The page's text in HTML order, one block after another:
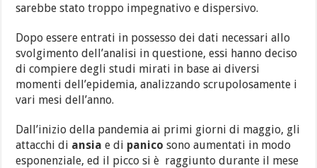
sarebbe stato troppo impegnativo e dispersivo.
Dopo essere entrati in possesso dei dati necessari allo
svolgimento dell’analisi in questione, essi hanno deciso
di compiere degli studi mirati in base ai diversi
momenti dell’epidemia, analizzando scrupolosamente i
vari mesi dell’anno.
Dall’inizio della pandemia ai primi giorni di maggio, gli
attacchi di ansia e di panico sono aumentati in modo
esponenziale, ed il picco si è raggiunto durante il mese